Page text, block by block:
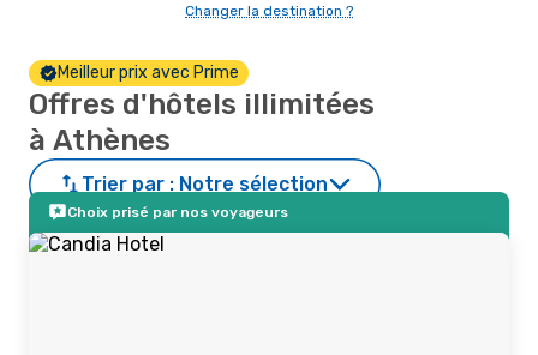
Changer la destination ?
Meilleur prix avec Prime
Offres d'hôtels illimitées
à Athènes
Trier par : Notre sélection
Choix prisé par nos voyageurs